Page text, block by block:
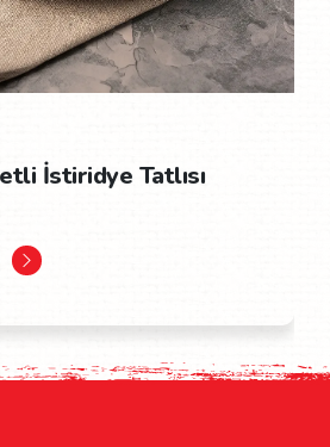
İstiridye Tatlısı